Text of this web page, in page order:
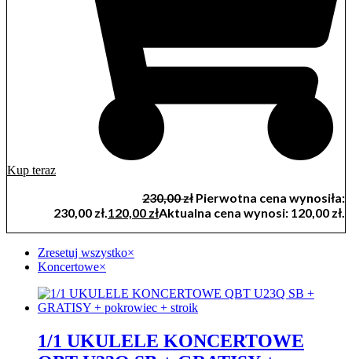
Kup teraz
230,00zł Pierwotna cena wynosiła:
230,00 zł.120,00 złAktualna cena wynosi: 120,00 zł.
Zresetuj wszystko×
Koncertowe×
1/1 UKULELE KONCERTOWE